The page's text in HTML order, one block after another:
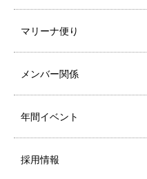
マリーナ便り
メンバー関係
年間イベント
採用情報